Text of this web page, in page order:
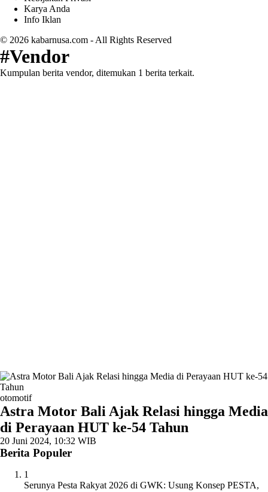
Karya Anda
Info Iklan
© 2026 kabarnusa.com - All Rights Reserved
#Vendor
Kumpulan berita vendor, ditemukan 1 berita terkait.
otomotif
Astra Motor Bali Ajak Relasi hingga Media
di Perayaan HUT ke-54 Tahun
20 Juni 2024, 10:32 WIB
Berita Populer
1
Serunya Pesta Rakyat 2026 di GWK: Usung Konsep PESTA,